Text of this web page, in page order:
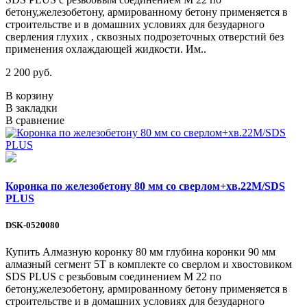
бетону,железобетону, армированному бетону применяется в
строительстве и в домашних условиях для безударного
сверления глухих , сквозных подрозеточных отверстий без
применения охлаждающей жидкости. Им..
2 200 руб.
В корзину
В закладки
В сравнение
Коронка по железобетону 80 мм со сверлом+хв.22М/SDS
PLUS
DSK-0520080
Купить Алмазную коронку 80 мм глубина коронки 90 мм
алмазный сегмент 5Т в комплекте со сверлом и хвостовиком
SDS PLUS с резьбовым соединением М 22 по
бетону,железобетону, армированному бетону применяется в
строительстве и в домашних условиях для безударного